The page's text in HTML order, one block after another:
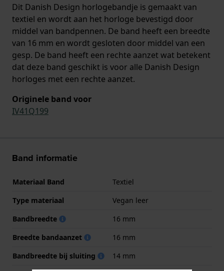
Dit Danish Design horlogebandje is gemaakt van
textiel en wordt aan het horloge bevestigd door
middel van bandpennen. De band heeft een breedte
van 16 mm en wordt gesloten door middel van een
gesp. De band heeft een rechte aanzet wat betekent
dat deze band geschikt is voor alle Danish Design
horloges met een rechte aanzet.
Originele band voor
IV41Q199
Band informatie
Materiaal Band
Textiel
Type materiaal
Vegan leer
Bandbreedte
16 mm
Breedte bandaanzet
16 mm
Bandbreedte bij sluiting
14 mm